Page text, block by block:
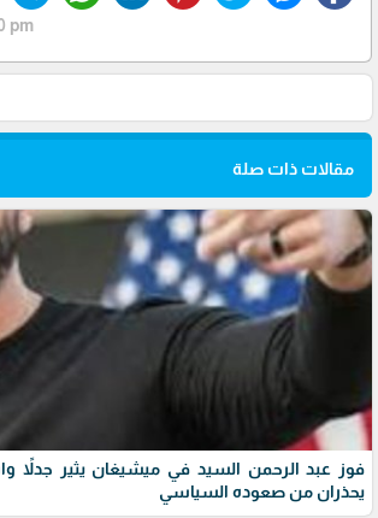
pm
مقالات ذات صلة
فوز عبد الرحمن السيد في ميشيغان يثير جدلاً
يحذران من صعوده السياسي